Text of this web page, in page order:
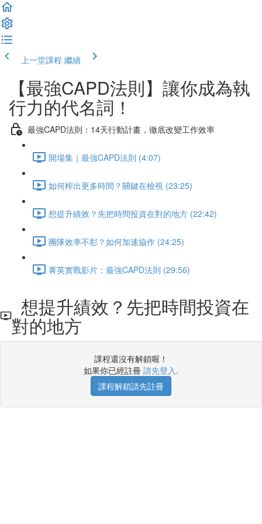
上一堂課程 繼續
【最強CAPD法則】讓你成為執
行力的代名詞！
最強CAPD法則：14天行動計畫，徹底改變工作效率
開場集｜最強CAPD法則 (4:07)
如何榨出更多時間？關鍵在檢視 (23:25)
想提升績效？先把時間投資在對的地方 (22:42)
團隊效率不彰？如何加速協作 (24:25)
菁英實戰影片：最強CAPD法則 (29:56)
想提升績效？先把時間投資在
對的地方
課程還沒有解鎖喔！
如果你已經註冊 請先登入.
課程解鎖請先註冊